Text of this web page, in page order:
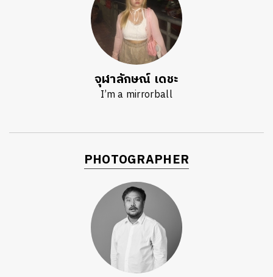
จุฬาลักษณ์ เดชะ
I’m a mirrorball
PHOTOGRAPHER